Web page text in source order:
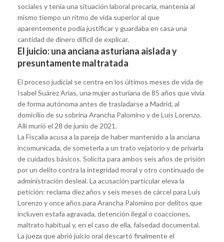
sociales y tenía una situación laboral precaria, mantenía al
mismo tiempo un ritmo de vida superior al que
aparentemente podía justificar y guardaba en casa una
cantidad de dinero difícil de explicar.
El juicio: una anciana asturiana aislada y
presuntamente maltratada
El proceso judicial se centra en los últimos meses de vida de
Isabel Suárez Arias, una mujer asturiana de 85 años que vivía
de forma autónoma antes de trasladarse a Madrid, al
domicilio de su sobrina Arancha Palomino y de Luis Lorenzo.
Allí murió el 28 de junio de 2021.
La Fiscalía acusa a la pareja de haber mantenido a la anciana
incomunicada, de someterla a un trato vejatorio y de privarla
de cuidados básicos. Solicita para ambos seis años de prisión
por un delito contra la integridad moral y otro continuado de
administración desleal. La acusación particular eleva la
petición: reclama diez años y seis meses de cárcel para Luis
Lorenzo y once años para Arancha Palomino por delitos que
incluyen estafa agravada, detención ilegal o coacciones,
maltrato habitual y, en el caso de ella, falsedad documental.
La jueza que abrió juicio oral descartó finalmente el